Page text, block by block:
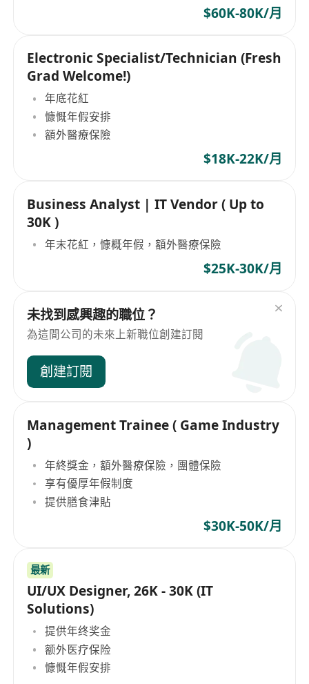
$60K-80K/月
Electronic Specialist/Technician (Fresh
Grad Welcome!)
年底花紅
慷慨年假安排
額外醫療保險
$18K-22K/月
Business Analyst | IT Vendor ( Up to
30K )
年末花紅，慷概年假，額外醫療保險
$25K-30K/月
未找到感興趣的職位？
為這間公司的未來上新職位創建訂閱
創建訂閱
Management Trainee ( Game Industry
)
年終獎金，額外醫療保險，團體保險
享有優厚年假制度
提供膳食津貼
$30K-50K/月
最新
UI/UX Designer, 26K - 30K (IT
Solutions)
提供年终奖金
额外医疗保险
慷慨年假安排